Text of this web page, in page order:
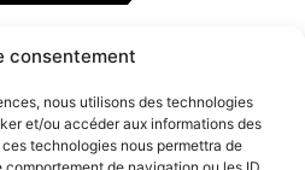
consentement
nous utilisons des technologies
et/ou accéder aux informations des
technologies nous permettra de